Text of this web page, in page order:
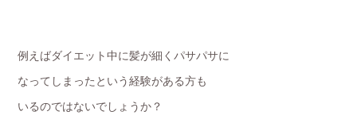
例えばダイエット中に髪が細くパサパサに
なってしまったという経験がある方も
いるのではないでしょうか？